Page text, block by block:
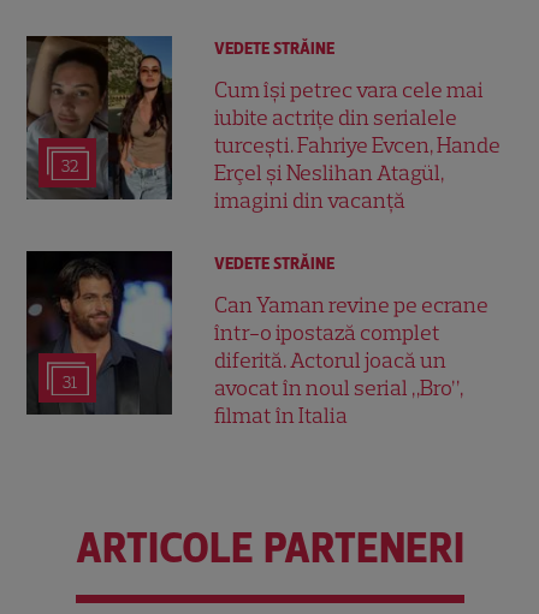
32
VEDETE STRĂINE
Cum își petrec vara cele mai
iubite actrițe din serialele
turcești. Fahriye Evcen, Hande
Erçel și Neslihan Atagül,
imagini din vacanță
31
VEDETE STRĂINE
Can Yaman revine pe ecrane
într-o ipostază complet
diferită. Actorul joacă un
avocat în noul serial „Bro”,
filmat în Italia
ARTICOLE PARTENERI